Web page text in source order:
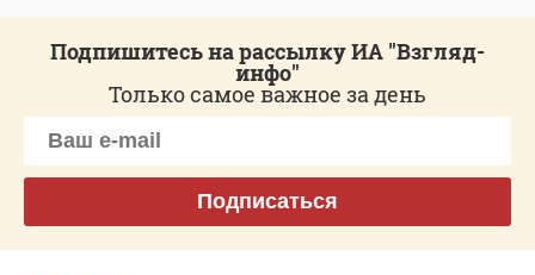
Подпишитесь на рассылку ИА "Взгляд-
инфо"
Только самое важное за день
Подписаться